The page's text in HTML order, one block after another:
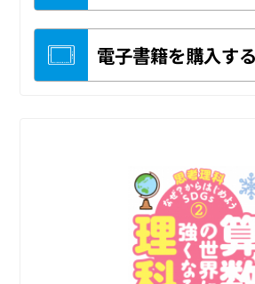
電子書籍を購入する